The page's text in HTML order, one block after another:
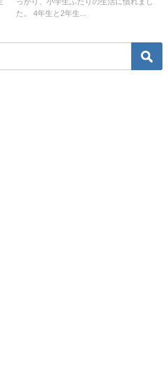
た。 4年生と2年生...